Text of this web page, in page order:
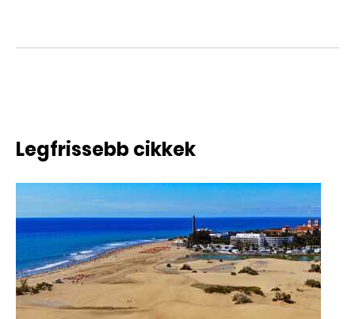
Legfrissebb cikkek